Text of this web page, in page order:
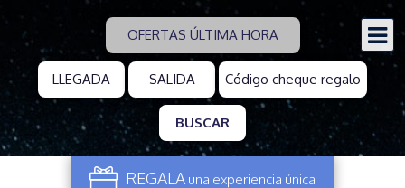
OFERTAS ÚLTIMA HORA
BUSCAR
REGALA una experiencia única